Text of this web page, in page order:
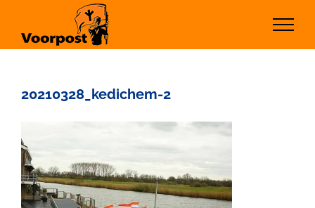
inhoud
20210328_kedichem-2